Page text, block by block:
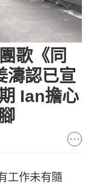
歌《同
濤認已宣
Ian擔心
工作未有隨